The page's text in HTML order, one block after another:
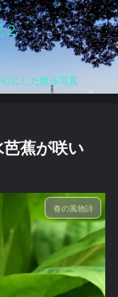
２
にした散歩写真
蕉が咲い
春の風物詩